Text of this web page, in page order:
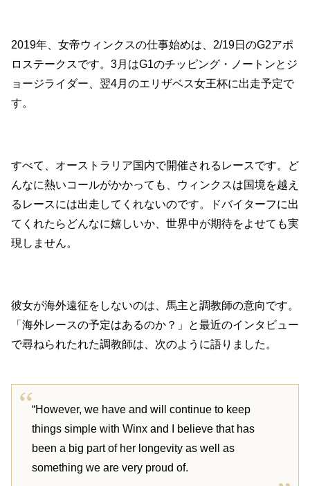
2019年、女帝ウィンクスの仕事始めは、2/19日のG2アポ
ロステークスです。3月はG1のチッピング・ノートンとジ
ョージライダー、翌4月のエリザベス女王杯に出走予定で
す。
すべて、オーストラリア国内で開催されるレースです。ど
んなに熱いコールがかかっても、ウィンクスは国境を越え
るレースには出走してくれないのです。ドバイターフに出
てくれたらどんなに嬉しいか、世界中が期待をよせても実
現しません。
彼女が海外遠征をしないのは、馬主と調教師の意向です。
「海外レースの予定はあるのか？」と最近のインタビュー
で尋ねられたれた調教師は、次のように語りました。
“However, we have and will continue to keep
things simple with Winx and I believe that has
been a big part of her longevity as well as
something we are very proud of.